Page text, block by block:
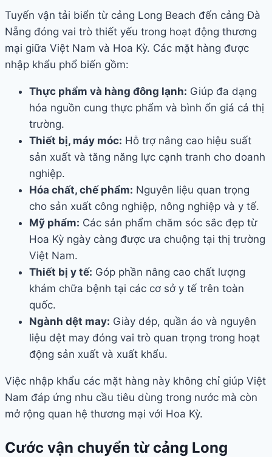
Tuyến vận tải biển từ cảng Long Beach đến cảng Đà
Nẵng đóng vai trò thiết yếu trong hoạt động thương
mại giữa Việt Nam và Hoa Kỳ. Các mặt hàng được
nhập khẩu phổ biến gồm:
Thực phẩm và hàng đông lạnh: Giúp đa dạng
hóa nguồn cung thực phẩm và bình ổn giá cả thị
trường.
Thiết bị, máy móc: Hỗ trợ nâng cao hiệu suất
sản xuất và tăng năng lực cạnh tranh cho doanh
nghiệp.
Hóa chất, chế phẩm: Nguyên liệu quan trọng
cho sản xuất công nghiệp, nông nghiệp và y tế.
Mỹ phẩm: Các sản phẩm chăm sóc sắc đẹp từ
Hoa Kỳ ngày càng được ưa chuộng tại thị trường
Việt Nam.
Thiết bị y tế: Góp phần nâng cao chất lượng
khám chữa bệnh tại các cơ sở y tế trên toàn
quốc.
Ngành dệt may: Giày dép, quần áo và nguyên
liệu dệt may đóng vai trò quan trọng trong hoạt
động sản xuất và xuất khẩu.
Việc nhập khẩu các mặt hàng này không chỉ giúp Việt
Nam đáp ứng nhu cầu tiêu dùng trong nước mà còn
mở rộng quan hệ thương mại với Hoa Kỳ.
Cước vận chuyển từ cảng Long